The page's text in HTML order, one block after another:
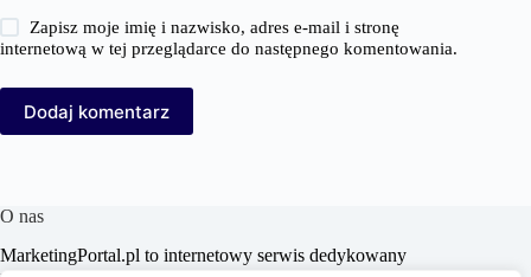
Zapisz moje imię i nazwisko, adres e-mail i stronę
internetową w tej przeglądarce do następnego komentowania.
Dodaj komentarz
O nas
MarketingPortal.pl to internetowy serwis dedykowany